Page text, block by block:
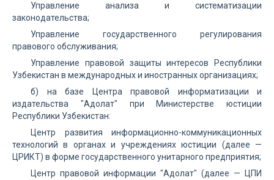
Управление анализа и систематизации
законодательства;
Управление государственного регулирования
правового обслуживания;
Управление правовой защиты интересов Республики
Узбекистан в международных и иностранных организациях;
б) на базе Центра правовой информатизации и
издательства "Адолат" при Министерстве юстиции
Республики Узбекистан:
Центр развития информационно-коммуникационных
технологий в органах и учреждениях юстиции (далее —
ЦРИКТ) в форме государственного унитарного предприятия;
Центр правовой информации "Адолат" (далее — ЦПИ